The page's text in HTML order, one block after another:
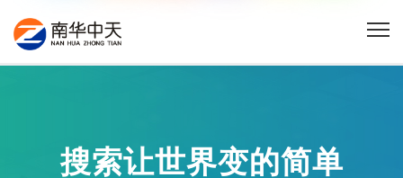
搜索让世界变的简单